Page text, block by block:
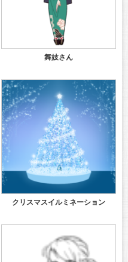
舞妓さん
クリスマスイルミネーション